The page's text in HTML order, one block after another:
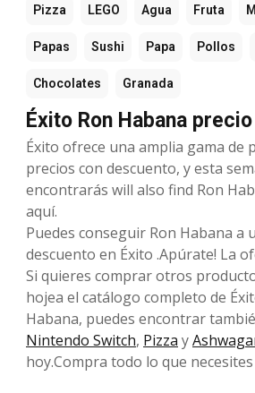
Pizza LEGO Agua Fruta
Papas Sushi Papa Pollos
Chocolates Granada
Éxito Ron Habana precio
Éxito ofrece una amplia gama de
precios con descuento, y esta
encontrarás will also find Ron
aquí.
Puedes conseguir Ron Habana a
descuento en Éxito .Apúrate! La
Si quieres comprar otros
hojea el catálogo completo de
Habana, puedes encontrar
Nintendo Switch, Pizza y
hoy.Compra todo lo que